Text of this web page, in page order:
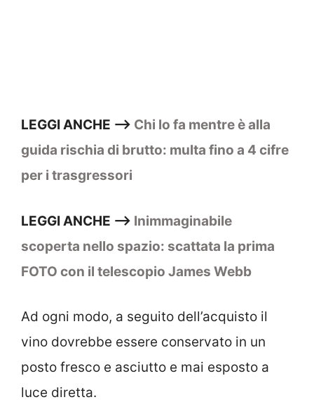
LEGGI ANCHE —> Chi lo fa mentre è alla
guida rischia di brutto: multa fino a 4 cifre
per i trasgressori
LEGGI ANCHE —> Inimmaginabile
scoperta nello spazio: scattata la prima
FOTO con il telescopio James Webb
Ad ogni modo, a seguito dell’acquisto il
vino dovrebbe essere conservato in un
posto fresco e asciutto e mai esposto a
luce diretta.